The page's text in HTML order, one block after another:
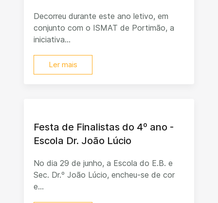
Decorreu durante este ano letivo, em
conjunto com o ISMAT de Portimão, a
iniciativa...
Ler mais
Festa de Finalistas do 4º ano -
Escola Dr. João Lúcio
No dia 29 de junho, a Escola do E.B. e
Sec. Dr.º João Lúcio, encheu-se de cor
e...